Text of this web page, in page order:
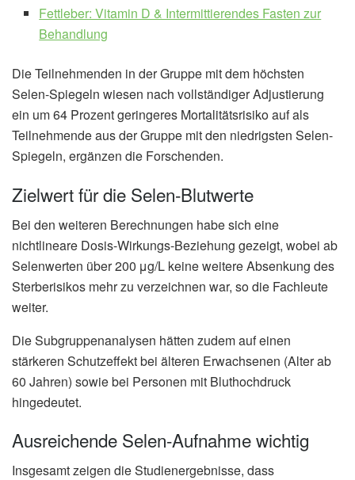
Fettleber: Vitamin D & Intermittierendes Fasten zur
Behandlung
Die Teilnehmenden in der Gruppe mit dem höchsten
Selen-Spiegeln wiesen nach vollständiger Adjustierung
ein um 64 Prozent geringeres Mortalitätsrisiko auf als
Teilnehmende aus der Gruppe mit den niedrigsten Selen-
Spiegeln, ergänzen die Forschenden.
Zielwert für die Selen-Blutwerte
Bei den weiteren Berechnungen habe sich eine
nichtlineare Dosis-Wirkungs-Beziehung gezeigt, wobei ab
Selenwerten über 200 μg/L keine weitere Absenkung des
Sterberisikos mehr zu verzeichnen war, so die Fachleute
weiter.
Die Subgruppenanalysen hätten zudem auf einen
stärkeren Schutzeffekt bei älteren Erwachsenen (Alter ab
60 Jahren) sowie bei Personen mit Bluthochdruck
hingedeutet.
Ausreichende Selen-Aufnahme wichtig
Insgesamt zeigen die Studienergebnisse, dass